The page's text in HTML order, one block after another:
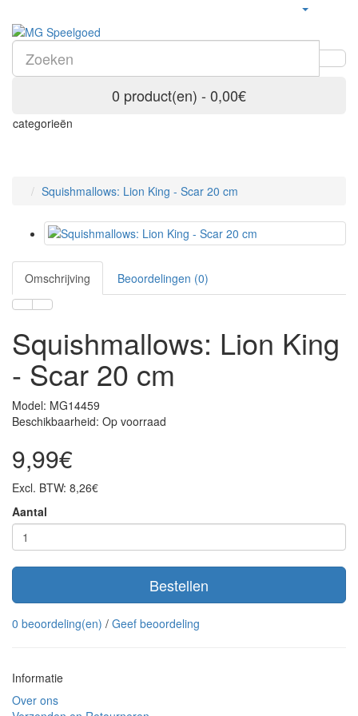
0 product(en) - 0,00€
categorieën
Squishmallows: Lion King - Scar 20 cm
Omschrijving Beoordelingen (0)
Squishmallows: Lion King
- Scar 20 cm
Model: MG14459
Beschikbaarheid: Op voorraad
9,99€
Excl. BTW: 8,26€
Aantal
Bestellen
0 beoordeling(en) / Geef beoordeling
Informatie
Over ons